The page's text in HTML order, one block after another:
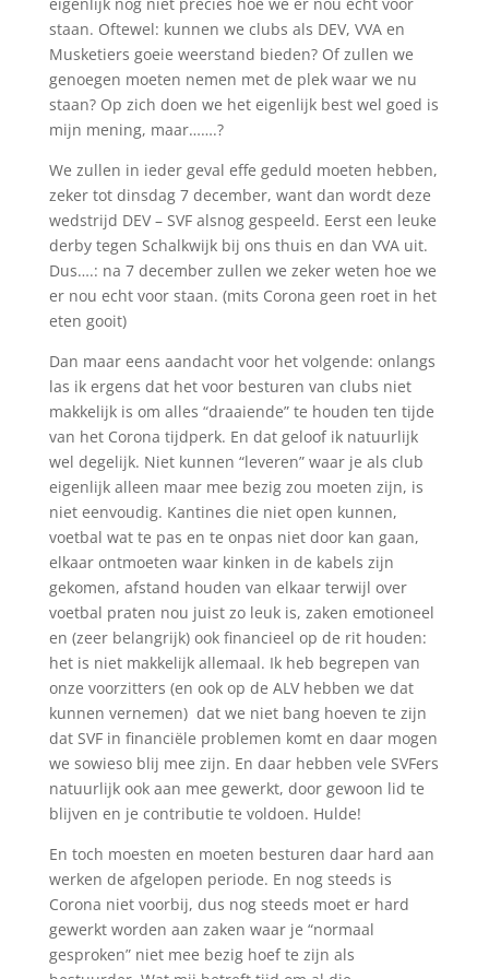
staan. Oftewel: kunnen we clubs als DEV, VVA en
Musketiers goeie weerstand bieden? Of zullen we
genoegen moeten nemen met de plek waar we nu
staan? Op zich doen we het eigenlijk best wel goed is
mijn mening, maar…….?
We zullen in ieder geval effe geduld moeten hebben,
zeker tot dinsdag 7 december, want dan wordt deze
wedstrijd DEV – SVF alsnog gespeeld. Eerst een leuke
derby tegen Schalkwijk bij ons thuis en dan VVA uit.
Dus….: na 7 december zullen we zeker weten hoe we
er nou echt voor staan. (mits Corona geen roet in het
eten gooit)
Dan maar eens aandacht voor het volgende: onlangs
las ik ergens dat het voor besturen van clubs niet
makkelijk is om alles “draaiende” te houden ten tijde
van het Corona tijdperk. En dat geloof ik natuurlijk
wel degelijk. Niet kunnen “leveren” waar je als club
eigenlijk alleen maar mee bezig zou moeten zijn, is
niet eenvoudig. Kantines die niet open kunnen,
voetbal wat te pas en te onpas niet door kan gaan,
elkaar ontmoeten waar kinken in de kabels zijn
gekomen, afstand houden van elkaar terwijl over
voetbal praten nou juist zo leuk is, zaken emotioneel
en (zeer belangrijk) ook financieel op de rit houden:
het is niet makkelijk allemaal. Ik heb begrepen van
onze voorzitters (en ook op de ALV hebben we dat
kunnen vernemen) dat we niet bang hoeven te zijn
dat SVF in financiële problemen komt en daar mogen
we sowieso blij mee zijn. En daar hebben vele SVFers
natuurlijk ook aan mee gewerkt, door gewoon lid te
blijven en je contributie te voldoen. Hulde!
En toch moesten en moeten besturen daar hard aan
werken de afgelopen periode. En nog steeds is
Corona niet voorbij, dus nog steeds moet er hard
gewerkt worden aan zaken waar je “normaal
gesproken” niet mee bezig hoef te zijn als